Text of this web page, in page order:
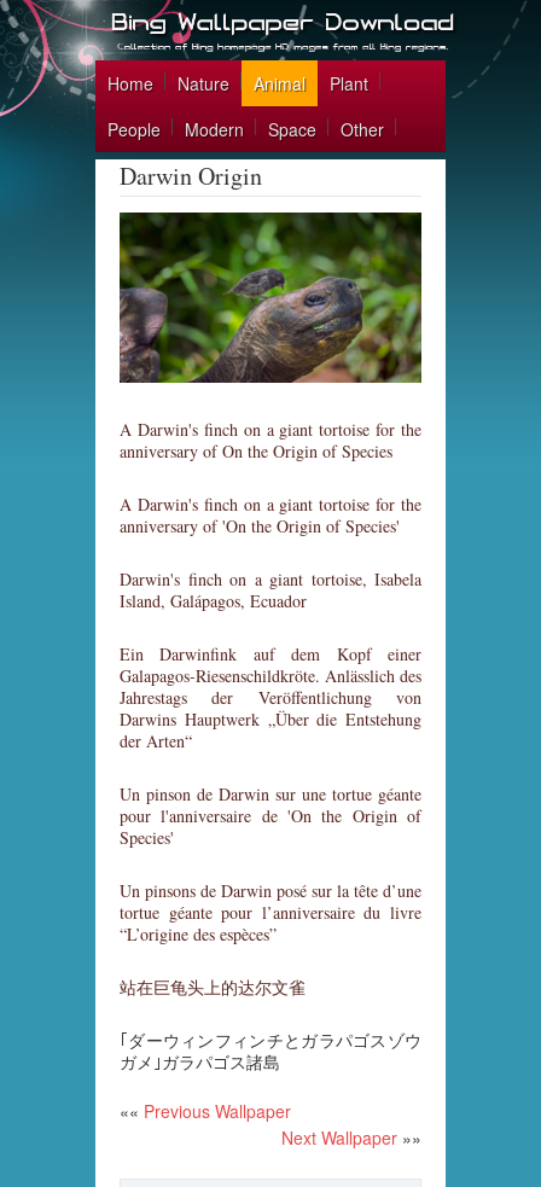
Home Nature Animal
Plant
People
Modern Space Other
Darwin Origin
A Darwin's finch on a giant tortoise for the
anniversary of On the Origin of Species
A Darwin's finch on a giant tortoise for the
anniversary of 'On the Origin of Species'
Darwin's finch on a giant tortoise, Isabela
Island, Galápagos, Ecuador
Ein Darwinfink auf dem Kopf einer
Galapagos-Riesenschildkröte. Anlässlich des
Jahrestags der Veröffentlichung von
Darwins Hauptwerk „Über die Entstehung
der Arten“
Un pinson de Darwin sur une tortue géante
pour l'anniversaire de 'On the Origin of
Species'
Un pinsons de Darwin posé sur la tête d’une
tortue géante pour l’anniversaire du livre
“L’origine des espèces”
站在巨龟头上的达尔文雀
｢ダーウィンフィンチとガラパゴスゾウ
ガメ｣ガラパゴス諸島
«« Previous Wallpaper
Next Wallpaper »»